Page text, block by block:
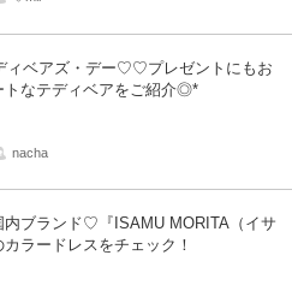
ィベアズ・デー♡♡プレゼントにもお
トなテディベアをご紹介◎*
nacha
内ブランド♡『ISAMU MORITA（イサ
ラードレスをチェック！